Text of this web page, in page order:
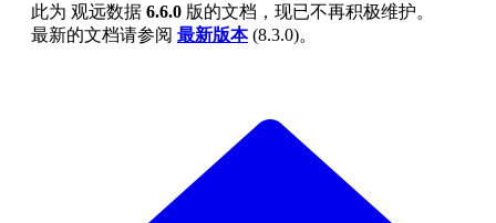
此为 观远数据 6.6.0 版的文档，现已不再积极维护。
最新的文档请参阅 最新版本(8.3.0)。